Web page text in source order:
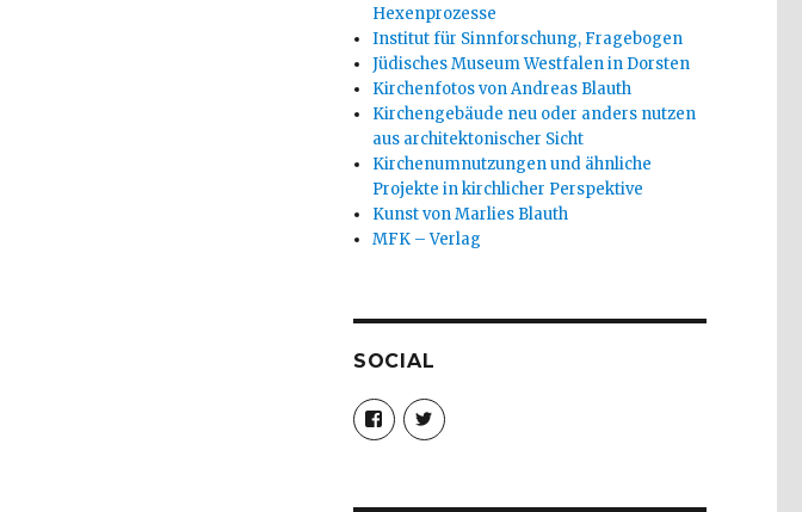
Hexenprozesse
Institut für Sinnforschung, Fragebogen
Jüdisches Museum Westfalen in Dorsten
Kirchenfotos von Andreas Blauth
Kirchengebäude neu oder anders nutzen
aus architektonischer Sicht
Kirchenumnutzungen und ähnliche
Projekte in kirchlicher Perspektive
Kunst von Marlies Blauth
MFK – Verlag
SOCIAL
Profil
von
christoph.fleischer1
anzeigen
Profil
von
anzeigen